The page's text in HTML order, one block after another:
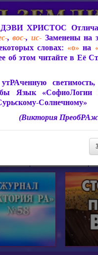
Живое Слово Матери
Статьи, Книги, Видео, Аудио и
ДЭВИ ХРИСТОС
,вос-, ис-Заменены на
словах: «о» на
об этом читайте в Её
светимость,
Язык «СофиоЛогии
Солнечному»
(Виктория